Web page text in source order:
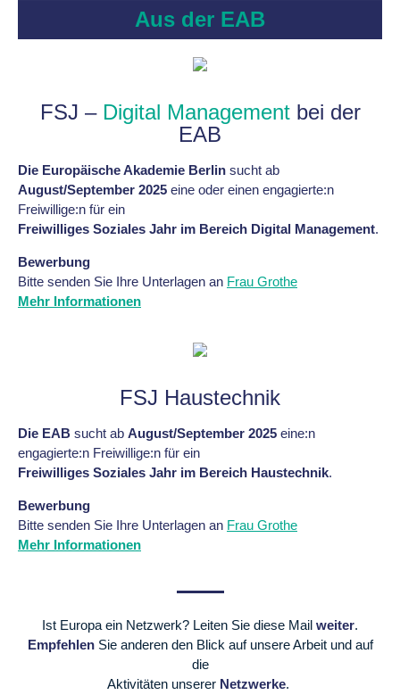
Aus der EAB
FSJ – Digital Managementbei der
EAB
Die Europäische Akademie Berlin sucht ab
August/September 2025 eine oder einen engagierte:n
Freiwillige:n für ein
Freiwilliges Soziales Jahr im Bereich Digital Management.
Bewerbung
Bitte senden Sie Ihre Unterlagen an Frau Grothe
Mehr Informationen
FSJ Haustechnik
Die EAB sucht ab August/September 2025 eine:n
engagierte:n Freiwillige:n für ein
Freiwilliges Soziales Jahr im Bereich Haustechnik.
Bewerbung
Bitte senden Sie Ihre Unterlagen an Frau Grothe
Mehr Informationen
Ist Europa ein Netzwerk? Leiten Sie diese Mail weiter.
Empfehlen Sie anderen denBlick auf unsere Arbeit und auf
die
Aktivitäten unserer Netzwerke.